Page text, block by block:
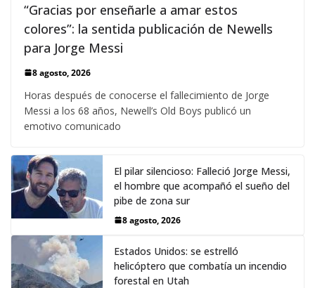
“Gracias por enseñarle a amar estos
colores”: la sentida publicación de Newells
para Jorge Messi
8 agosto, 2026
Horas después de conocerse el fallecimiento de Jorge
Messi a los 68 años, Newell’s Old Boys publicó un
emotivo comunicado
El pilar silencioso: Falleció Jorge Messi,
el hombre que acompañó el sueño del
pibe de zona sur
8 agosto, 2026
Estados Unidos: se estrelló
helicóptero que combatía un incendio
forestal en Utah